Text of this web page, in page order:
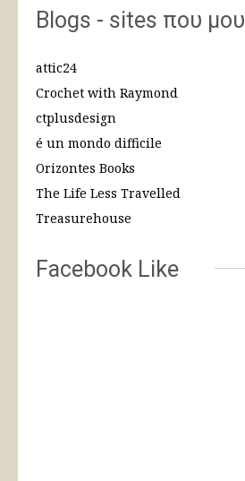
Blogs - sites που
attic24
Crochet with Raymond
ctplusdesign
é un mondo difficile
Orizontes Books
The Life Less Travelled
Treasurehouse
Facebook Like